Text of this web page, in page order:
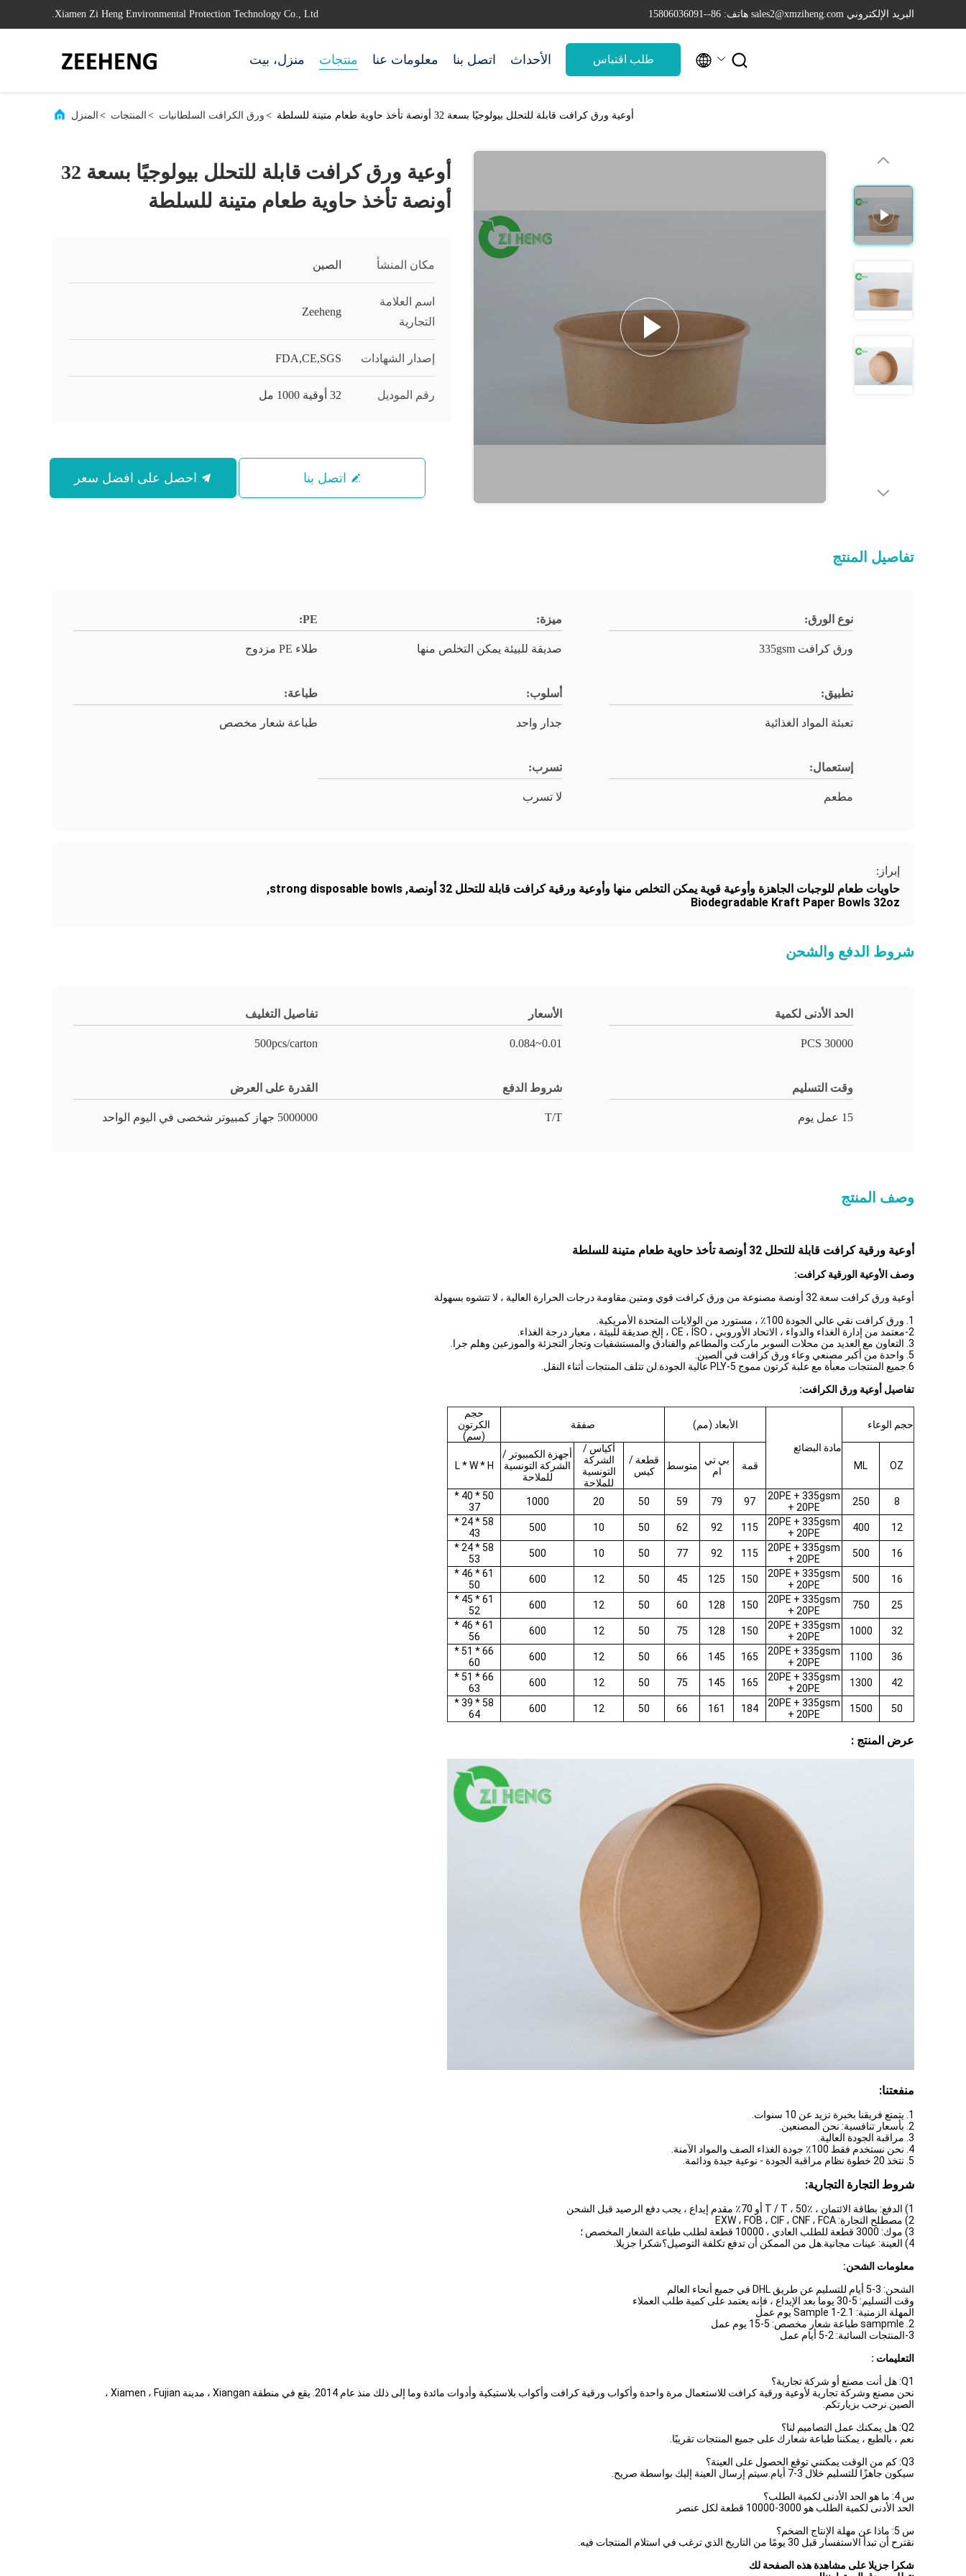
Xiamen Zi Heng Environmental Protection Technology Co., Ltd. البريد الإلكتروني sales2@xmziheng.com هاتف: 86--15806036091
منزل، بيت منتجات معلومات عنا اتصل بنا الأحداث طلب اقتباس  
المنزل > المنتجات > ورق الكرافت السلطانيات > أوعية ورق كرافت قابلة للتحلل بيولوجيًا بسعة 32 أونصة تأخذ حاوية طعام متينة للسلطة
أوعية ورق كرافت قابلة للتحلل بيولوجيًا بسعة 32
أونصة تأخذ حاوية طعام متينة للسلطة
مكان المنشأ الصين
اسم العلامة
التجارية
Zeeheng
إصدار الشهادات FDA,CE,SGS
رقم الموديل 32 أوقية 1000 مل
اتصل بنا
تفاصيل المنتج
نوع الورق:
ورق كرافت 335gsm
ميزة:
صديقة للبيئة يمكن التخلص منها
PE:
طلاء PE مزدوج
تطبيق:
تعبئة المواد الغذائية
أسلوب:
جدار واحد
طباعة:
طباعة شعار مخصص
إستعمال:
مطعم
تسرب:
لا تسرب
إبراز:
حاويات طعام للوجبات الجاهزة وأوعية قوية يمكن التخلص منها وأوعية ورقية كرافت قابلة للتحلل 32 أونصة ,
strong disposable bowls
,
Biodegradable Kraft Paper Bowls 32oz
شروط الدفع والشحن
الحد الأدنى لكمية
30000 PCS
الأسعار
0.01~0.084
تفاصيل التغليف
500pcs/carton
وقت التسليم
15 عمل يوم
شروط الدفع
T/T
القدرة على العرض
5000000 جهاز كمبيوتر شخصى في اليوم الواحد
وصف المنتج
أوعية ورقية كرافت قابلة للتحلل 32 أونصة تأخذ حاوية طعام متينة للسلطة
وصف الأوعية الورقية كرافت:
أوعية ورق كرافت سعة 32 أونصة مصنوعة من ورق كرافت قوي ومتين.مقاومة درجات الحرارة العالية ، لا تتشوه بسهولة
1. ورق كرافت نقي عالي الجودة 100٪ ، مستورد من الولايات المتحدة الأمريكية.
2-معتمد من إدارة الغذاء والدواء ، الاتحاد الأوروبي ، CE ، ISO ، إلخ.صديقة للبيئة ، معيار درجة الغذاء.
3. التعاون مع العديد من محلات السوبر ماركت والمطاعم والفنادق والمستشفيات وتجار التجزئة والموزعين وهلم جرا.
5. واحدة من أكبر مصنعي وعاء ورق كرافت في الصين.
6.جميع المنتجات معبأة مع علبة كرتون مموج 5-PLY عالية الجودة.لن تتلف المنتجات أثناء النقل.
تفاصيل أوعية ورق الكرافت:
حجم الوعاء
مادة البضائع
الأبعاد (مم) صفقة
حجم
الكرتون
(سم)
OZ
ML قمة
بي تي
ام
متوسط
قطعة /
كيس
أكياس /
الشركة
التونسية
للملاحة
أجهزة الكمبيوتر /
الشركة التونسية
للملاحة
L * W * H
8
250
20PE + 335gsm
+ 20PE
97
79
59
50
20
1000
50 * 40 *
37
12
400
20PE + 335gsm
+ 20PE
115
92
62
50
10
500
58 * 24 *
43
16
500
20PE + 335gsm
+ 20PE
115
92
77
50
10
500
58 * 24 *
53
16
500
20PE + 335gsm
+ 20PE
150
125
45
50
12
600
61 * 46 *
50
25
750
20PE + 335gsm
+ 20PE
150
128
60
50
12
600
61 * 45 *
52
32
1000
20PE + 335gsm
+ 20PE
150
128
75
50
12
600
61 * 46 *
56
36
1100
20PE + 335gsm
+ 20PE
165
145
66
50
12
600
66 * 51 *
60
42
1300
20PE + 335gsm
+ 20PE
165
145
75
50
12
600
66 * 51 *
63
50
1500
20PE + 335gsm
+ 20PE
184
161
66
50
12
600
58 * 39 *
64
عرض المنتج :
منفعتنا:
1. يتمتع فريقنا بخبرة تزيد عن 10 سنوات.
2. بأسعار تنافسية: نحن المصنعين.
3. مراقبة الجودة العالية.
4. نحن نستخدم فقط 100٪ جودة الغذاء الصف والمواد الآمنة.
5. نتخذ 20 خطوة نظام مراقبة الجودة - نوعية جيدة ودائمة.
شروط التجارة التجارية:
1) الدفع: بطاقة الائتمان ، T / T ، 50٪ أو 70٪ مقدم إيداع ، يجب دفع الرصيد قبل الشحن
2) مصطلح التجارة: EXW ، FOB ، CIF ، CNF ، FCA
3) موك: 3000 قطعة للطلب العادي ، 10000 قطعة لطلب طباعة الشعار المخصص ؛
4) العينة: عينات مجانية.هل من الممكن أن تدفع تكلفة التوصيل؟شكرا جزيلا.
معلومات الشحن:
الشحن: 3-5 أيام للتسليم عن طريق DHL في جميع أنحاء العالم
وقت التسليم: 5-30 يوما بعد الإيداع ، فإنه يعتمد على كمية طلب العملاء
المهلة الزمنية: 1.Sample 1-2 يوم عمل
2. sampmle طباعة شعار مخصص: 5-15 يوم عمل
3-المنتجات السائبة: 2-5 أيام عمل
التعليمات :
Q1: هل أنت مصنع أو شركة تجارية؟
نحن مصنع وشركة تجارية لأوعية ورقية كرافت للاستعمال مرة واحدة وأكواب ورقية كرافت وأكواب بلاستيكية وأدوات مائدة وما إلى ذلك منذ عام 2014. يقع في منطقة Xiangan ، مدينة Xiamen ، Fujian ،
الصين.نرحب بزيارتكم.
Q2: هل يمكنك عمل التصاميم لنا؟
نعم ، بالطبع ، يمكننا طباعة شعارك على جميع المنتجات تقريبًا.
Q3: كم من الوقت يمكنني توقع الحصول على العينة؟
سيكون جاهزًا للتسليم خلال 3-7 أيام.سيتم إرسال العينة إليك بواسطة صريح.
س 4: ما هو الحد الأدنى لكمية الطلب؟
الحد الأدنى لكمية الطلب هو 3000-10000 قطعة لكل عنصر
س 5: ماذا عن مهلة الإنتاج الضخم؟
نقترح أن تبدأ الاستفسار قبل 30 يومًا من التاريخ الذي ترغب في استلام المنتجات فيه.
شكرا جزيلا على مشاهدة هذه الصفحة لك